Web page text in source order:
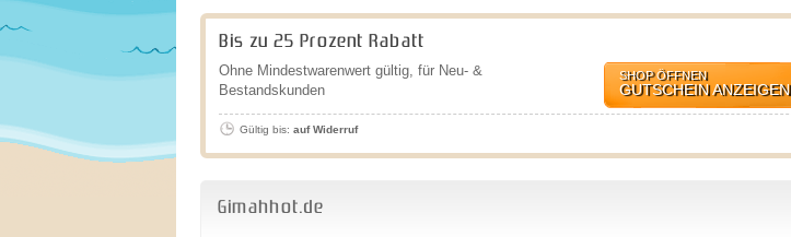
Bis zu 25 Prozent Rabatt
Ohne Mindestwarenwert gültig, für Neu- &
Bestandskunden
SHOP ÖFFNEN
GUTSCHEIN ANZEIGEN
Gültig bis: auf Widerruf
Gimahhot.de